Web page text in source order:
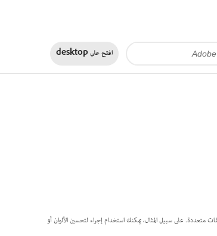
افتح علىdesktop
متعددة. على سبيل المثال، يمكنك استخدام إجراء لتحسين الألوان أو